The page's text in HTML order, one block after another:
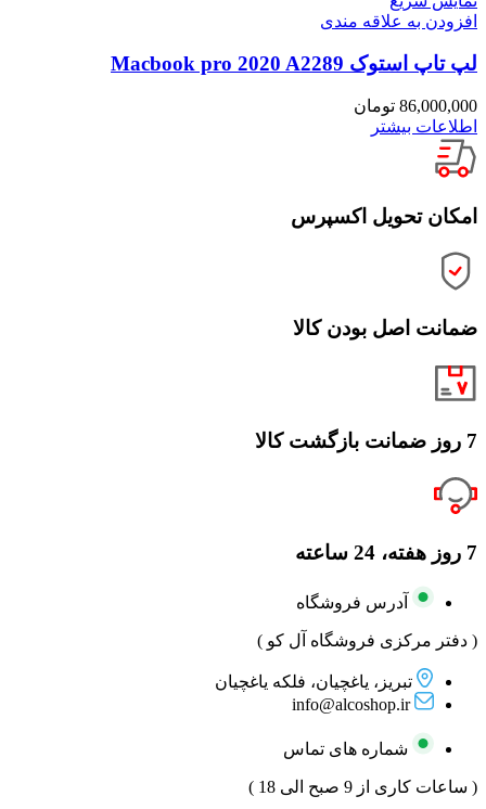
افزودن به علاقه مندی
لپ تاپ استوک Macbook pro 2020 A2289
86,000,000 تومان
اطلاعات بیشتر
امکان تحویل اکسپرس
ضمانت اصل بودن کالا
7 روز ضمانت بازگشت کالا
7 روز هفته، 24 ساعته
آدرس فروشگاه
( دفتر مرکزی فروشگاه آل کو )
تبریز، یاغچیان، فلکه یاغچیان
info@alcoshop.ir
شماره های تماس
( ساعات کاری از 9 صبح الی 18 )